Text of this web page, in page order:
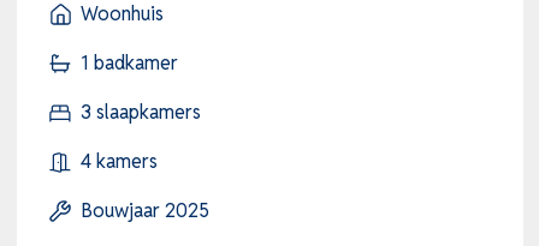
Woonhuis
1 badkamer
3 slaapkamers
4 kamers
Bouwjaar 2025